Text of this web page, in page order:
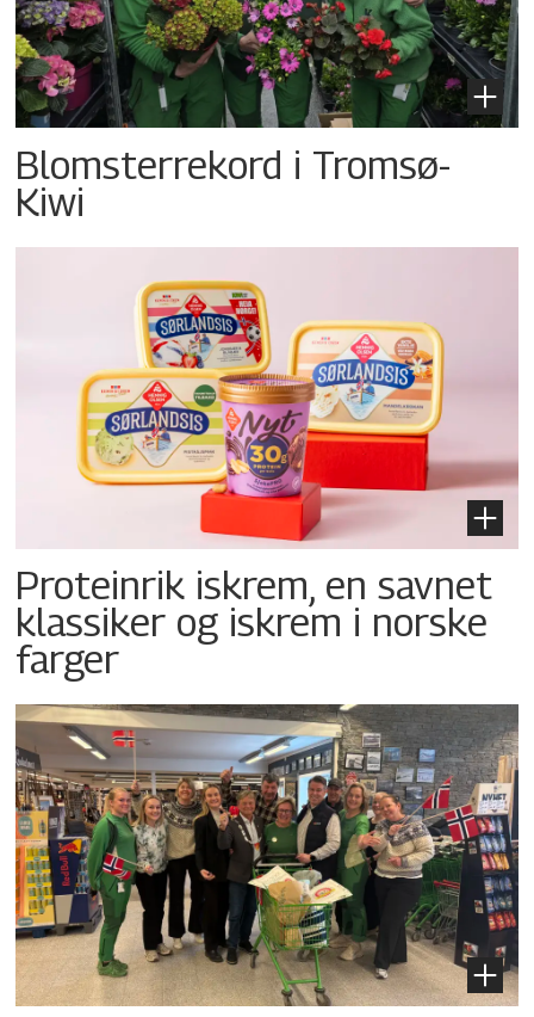
Blomsterrekord i Tromsø-
Kiwi
Proteinrik iskrem, en savnet
klassiker og iskrem i norske
farger